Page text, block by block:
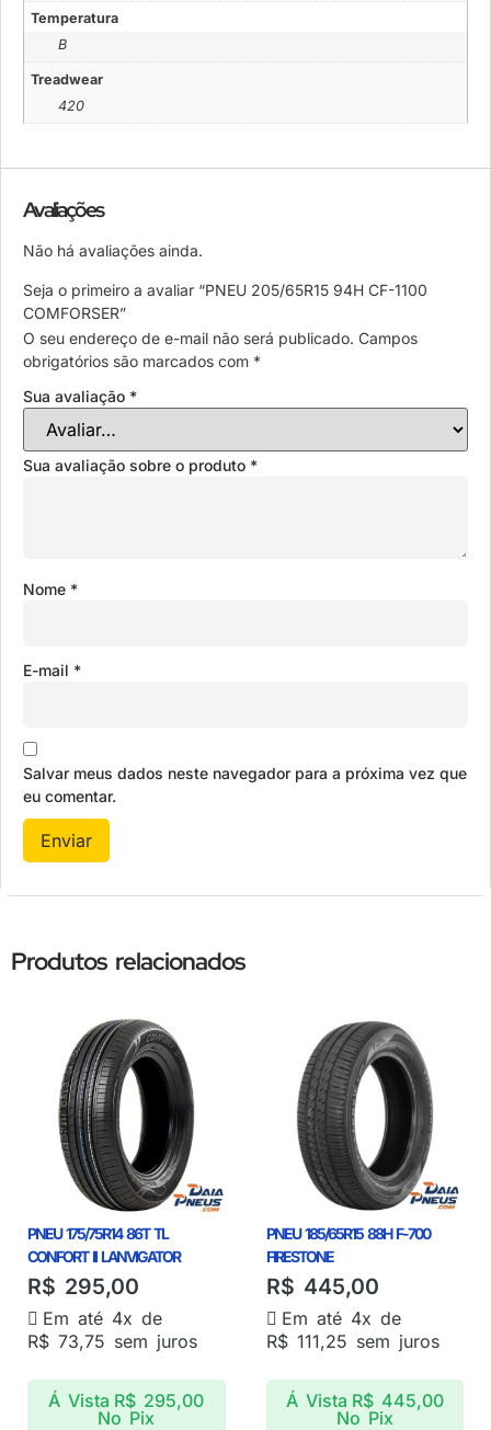
Temperatura
B
Treadwear
420
Avaliações
Não há avaliações ainda.
Seja o primeiro a avaliar “PNEU 205/65R15 94H CF-1100
COMFORSER”
O seu endereço de e-mail não será publicado. Campos
obrigatórios são marcados com *
Sua avaliação *
Sua avaliação sobre o produto *
Nome *
E-mail *
Salvar meus dados neste navegador para a próxima vez que
eu comentar.
Produtos relacionados
PNEU 175/75R14 86T TL
CONFORT II LANVIGATOR
R$ 295,00
Em até 4x de
R$ 73,75 sem juros
Á Vista R$ 295,00
No Pix
PNEU 185/65R15 88H F-700
FIRESTONE
R$ 445,00
Em até 4x de
R$111,25 sem juros
Á Vista R$445,00
No Pix